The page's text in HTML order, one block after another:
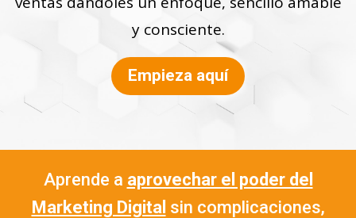
y consciente.
Empieza aquí
Aprende a aprovechar el poder del
Marketing Digital sin complicaciones,